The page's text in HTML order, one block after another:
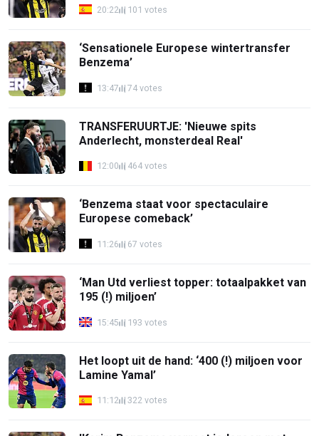
20:22 101 votes
‘Sensationele Europese wintertransfer
Benzema’
13:47 74 votes
TRANSFERUURTJE: 'Nieuwe spits
Anderlecht, monsterdeal Real'
12:00 464 votes
‘Benzema staat voor spectaculaire
Europese comeback’
11:26 67 votes
‘Man Utd verliest topper: totaalpakket van
195 (!) miljoen’
15:45 193 votes
Het loopt uit de hand: ‘400 (!) miljoen voor
Lamine Yamal’
11:12 322 votes